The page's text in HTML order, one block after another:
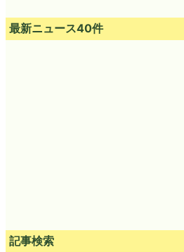
最新ニュース40件
記事検索